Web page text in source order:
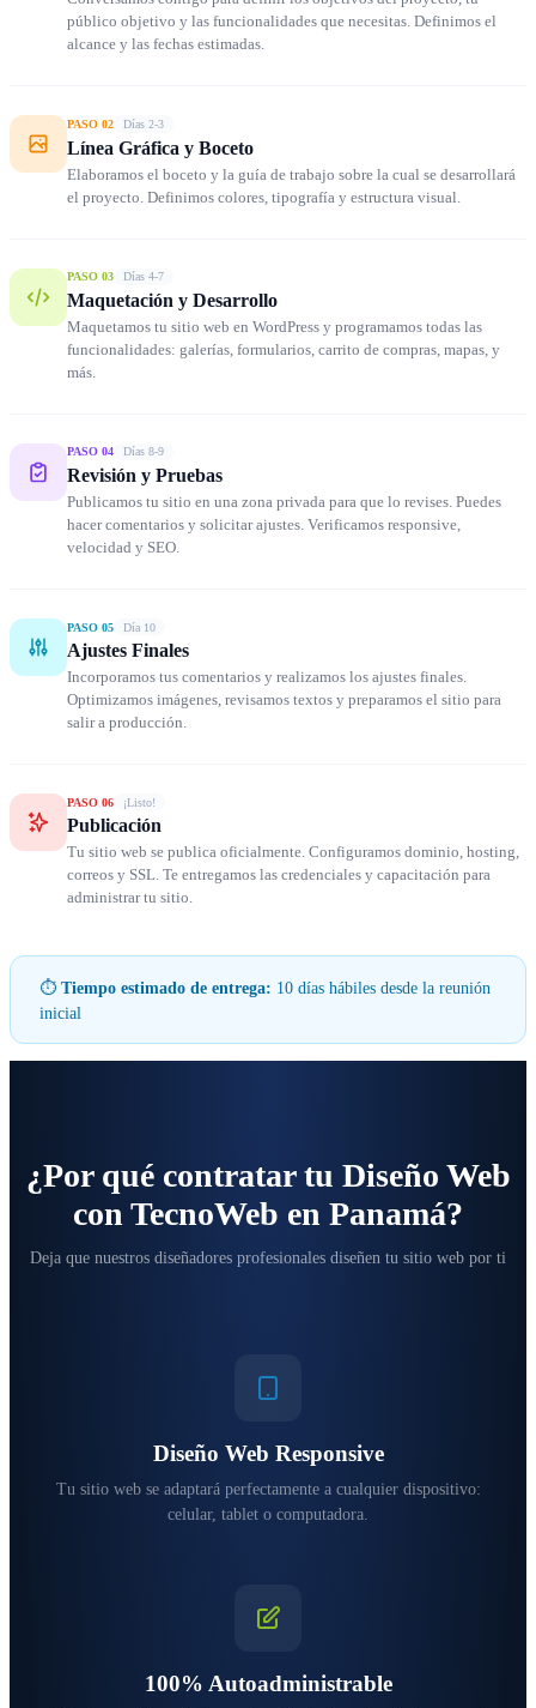
público objetivo y las funcionalidades que necesitas. Definimos el
alcance y las fechas estimadas.
PASO 02 Días 2-3
Línea Gráfica y Boceto
Elaboramos el boceto y la guía de trabajo sobre la cual se desarrollará
el proyecto. Definimos colores, tipografía y estructura visual.
PASO 03 Días 4-7
Maquetación y Desarrollo
Maquetamos tu sitio web en WordPress y programamos todas las
funcionalidades: galerías, formularios, carrito de compras, mapas, y
más.
PASO 04 Días 8-9
Revisión y Pruebas
Publicamos tu sitio en una zona privada para que lo revises. Puedes
hacer comentarios y solicitar ajustes. Verificamos responsive,
velocidad y SEO.
PASO 05 Día 10
Ajustes Finales
Incorporamos tus comentarios y realizamos los ajustes finales.
Optimizamos imágenes, revisamos textos y preparamos el sitio para
salir a producción.
PASO 06 ¡Listo!
Publicación
Tu sitio web se publica oficialmente. Configuramos dominio, hosting,
correos y SSL. Te entregamos las credenciales y capacitación para
administrar tu sitio.
⏱ Tiempo estimado de entrega: 10 días hábiles desde la reunión
inicial
¿Por qué contratar tu Diseño Web
con TecnoWeb en Panamá?
Deja que nuestros diseñadores profesionales diseñen tu sitio web por ti
Diseño Web Responsive
Tu sitio web se adaptará perfectamente a cualquier dispositivo:
celular, tablet o computadora.
100% Autoadministrable